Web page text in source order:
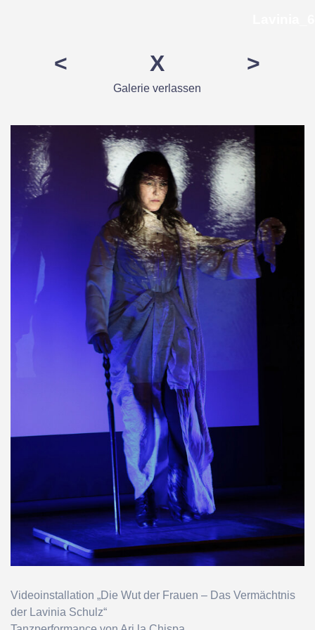
< X >
Galerie verlassen
Videoinstallation „Die Wut der Frauen – Das Vermächtnis
der Lavinia Schulz“